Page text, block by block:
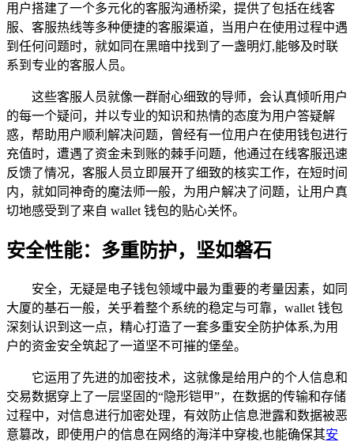
用户搭建了一个多元化的客服沟通桥梁，提供了包括在线客
服、客服热线等多种便捷的客服渠道，当用户在使用过程中遇
到任何问题时，就如同在黑暗中找到了一盏明灯,能够及时联
系到专业的客服人员。
这些客服人员就像一群耐心细致的导师，会认真倾听用户
的每一个疑问，并以专业的知识和热情的态度为用户答疑解
惑，帮助用户顺利解决问题，曾经有一位用户在使用钱包进行
充值时，遭遇了资金未到账的棘手问题，他通过在线客服迅速
反馈了情况，客服人员立即展开了细致的核实工作，在短时间
内，就如同神奇的魔法师一般，为用户解决了问题，让用户真
切地感受到了来自 wallet 钱包的贴心关怀。
安全性能：多重防护，坚如磐石
安全，无疑是电子钱包领域中最为重要的考量因素，如同
大厦的基石一般，关乎着整个系统的稳定与可靠，wallet 钱包
深刻认识到这一点，精心打造了一套多重安全防护体系,为用
户的资金安全筑起了一道坚不可摧的堡垒。
它运用了先进的加密技术，这就像是给用户的个人信息和
交易数据穿上了一层坚固的“隐形铠甲”，在数据的传输和存储
过程中，对信息进行加密处理，有效防止信息泄露和数据被恶
意篡改，即使用户的信息在网络的海洋中穿梭,也能确保其安